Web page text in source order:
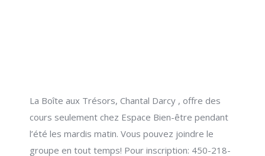
La Boîte aux Trésors, Chantal Darcy , offre des
cours seulement chez Espace Bien-être pendant
l’été les mardis matin. Vous pouvez joindre le
groupe en tout temps! Pour inscription: 450-218-